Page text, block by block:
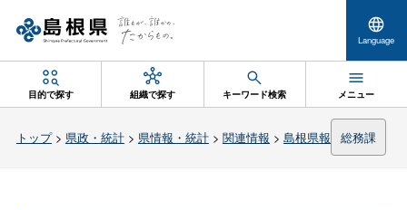
Language
目的で探す 組織で探す キーワード検索 メニュー
トップ> 県政・統計> 県情報・統計> 関連情報 > 島根県報 総務課